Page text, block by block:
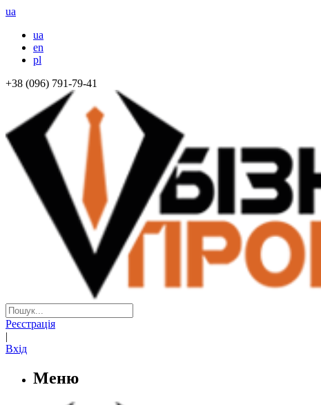
ua
ua
en
pl
+38 (096) 791-79-41
Реєстрація
|
Вхід
Меню